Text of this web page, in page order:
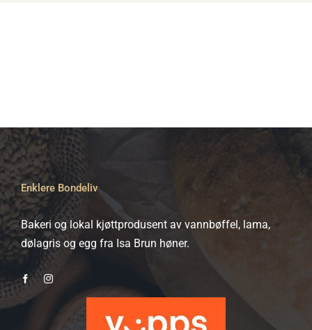
Enklere Bondeliv
Bakeri og lokal kjøttprodusent av vannbøffel, lama,
dølagris og egg fra Isa Brun høner.